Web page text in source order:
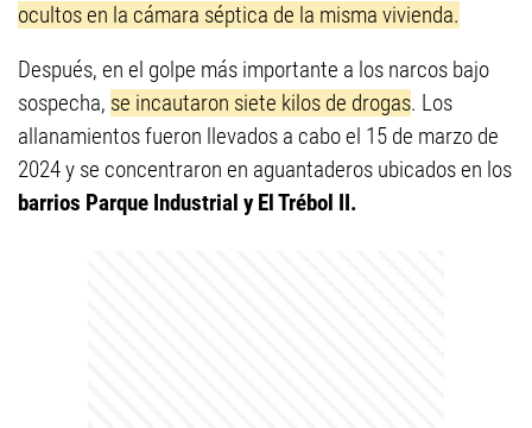
ocultos en la cámara séptica de la misma vivienda.
Después, en el golpe más importante a los narcos bajo
sospecha, se incautaron siete kilos de drogas. Los
allanamientos fueron llevados a cabo el 15 de marzo de
2024 y se concentraron en aguantaderos ubicados en los
barrios Parque Industrial y El Trébol II.